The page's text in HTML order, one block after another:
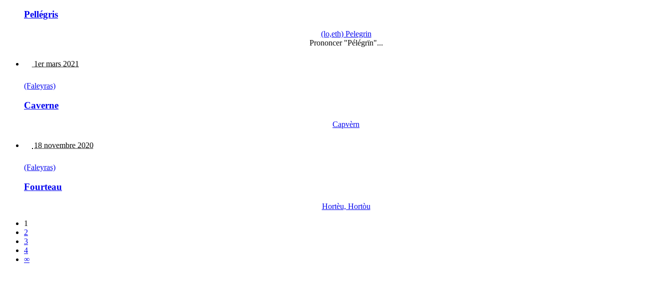
Pellégris
(lo,eth) Pelegrin
Prononcer "Pélégrïn"...
1er mars 2021
(Faleyras)
Caverne
Capvèrn
18 novembre 2020
(Faleyras)
Fourteau
Hortèu, Hortòu
1
2
3
4
∞